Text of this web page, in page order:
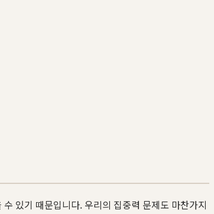
있기 때문입니다. 우리의 집중력 문제도 마찬가지